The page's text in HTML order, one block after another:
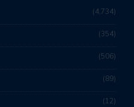
4,734
354
506
89
12